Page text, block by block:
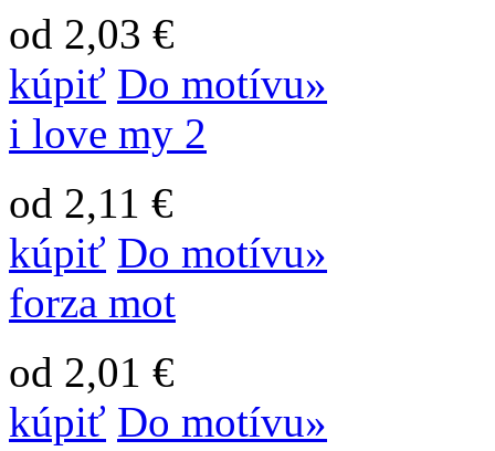
od 2,03 €
kúpiť Do motívu»
i love my 2
od 2,11 €
kúpiť Do motívu»
forza mot
od 2,01 €
kúpiť Do motívu»